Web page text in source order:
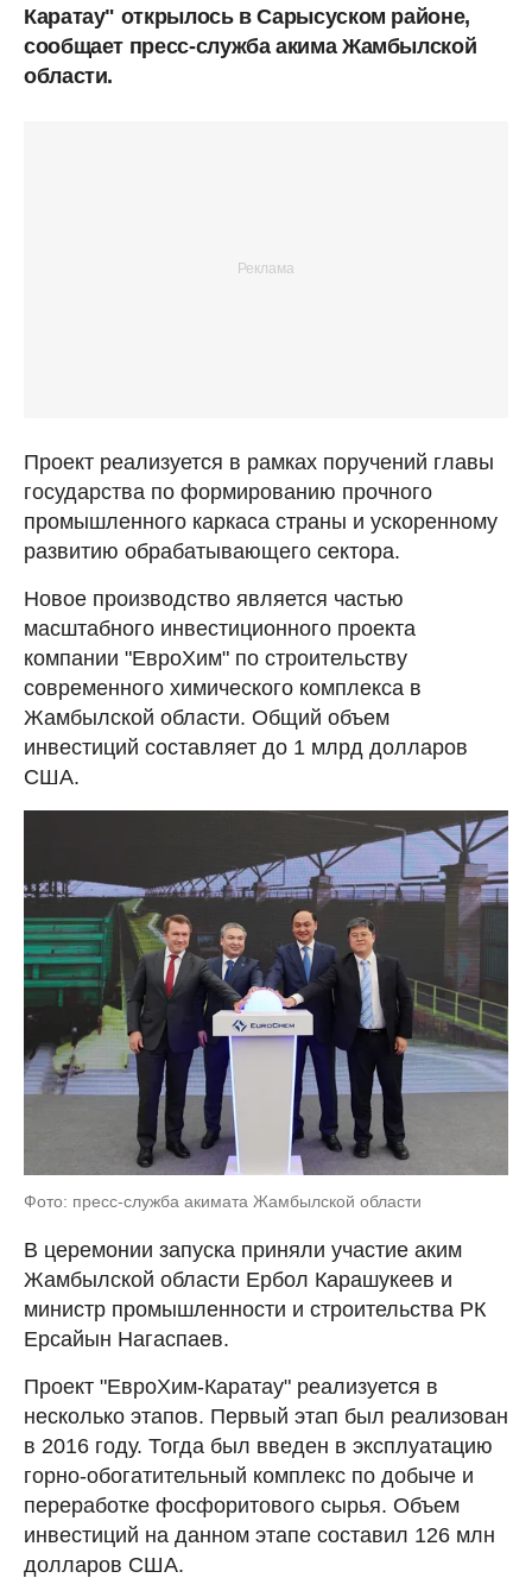
Каратау" открылось в Сарысуском районе,
сообщает пресс-служба акима Жамбылской
области.
Проект реализуется в рамках поручений главы
государства по формированию прочного
промышленного каркаса страны и ускоренному
развитию обрабатывающего сектора.
Новое производство является частью
масштабного инвестиционного проекта
компании "ЕвроХим" по строительству
современного химического комплекса в
Жамбылской области. Общий объем
инвестиций составляет до 1 млрд долларов
США.
Фото: пресс-служба акимата Жамбылской области
В церемонии запуска приняли участие аким
Жамбылской области Ербол Карашукеев и
министр промышленности и строительства РК
Ерсайын Нагаспаев.
Проект "ЕвроХим-Каратау" реализуется в
несколько этапов. Первый этап был реализован
в 2016 году. Тогда был введен в эксплуатацию
горно-обогатительный комплекс по добыче и
переработке фосфоритового сырья. Объем
инвестиций на данном этапе составил 126 млн
долларов США.